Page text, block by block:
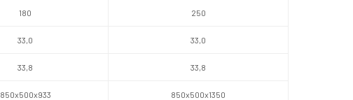
180 250
33,0 33,0
33,8 33,8
850x500x933 850x500x1350